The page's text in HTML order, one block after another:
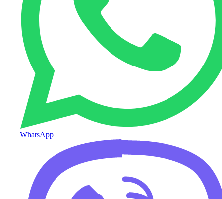
WhatsApp